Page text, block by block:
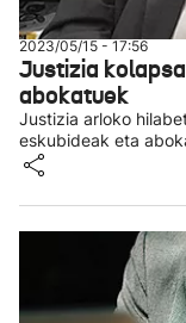
2023/05/15 - 17:56
Justizia
abokatuek
Justizia arloko
eskubideak eta